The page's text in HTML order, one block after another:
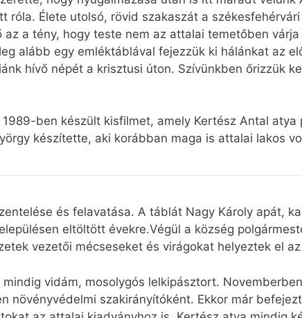
róla. Élete utolsó, rövid szakaszát a
a tény, hogy teste nem az attalai temetőben
alább egy emléktáblával fejezzük ki hálánkat az
hívő népét a krisztusi úton. Szívünkben őrizzük
ben készült kisfilmet, amely Kertész Antal
készítette, aki korábban maga is attalai lakos
és felavatása. A táblát Nagy Károly apát,
eltöltött évekre.Végül a község
vezetői mécseseket és virágokat helyeztek el
vidám, mosolygós lelkipásztort.
növényvédelmi szakirányítóként. Ekkor már